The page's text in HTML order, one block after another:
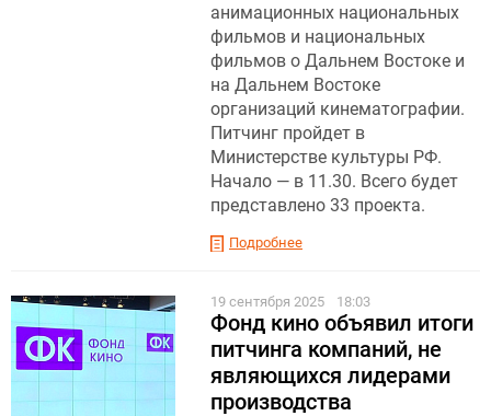
анимационных национальных
фильмов и национальных
фильмов о Дальнем Востоке и
на Дальнем Востоке
организаций кинематографии.
Питчинг пройдет в
Министерстве культуры РФ.
Начало — в 11.30. Всего будет
представлено 33 проекта.
Подробнее
19 сентября 2025 18:03
Фонд кино объявил итоги
питчинга компаний, не
являющихся лидерами
производства